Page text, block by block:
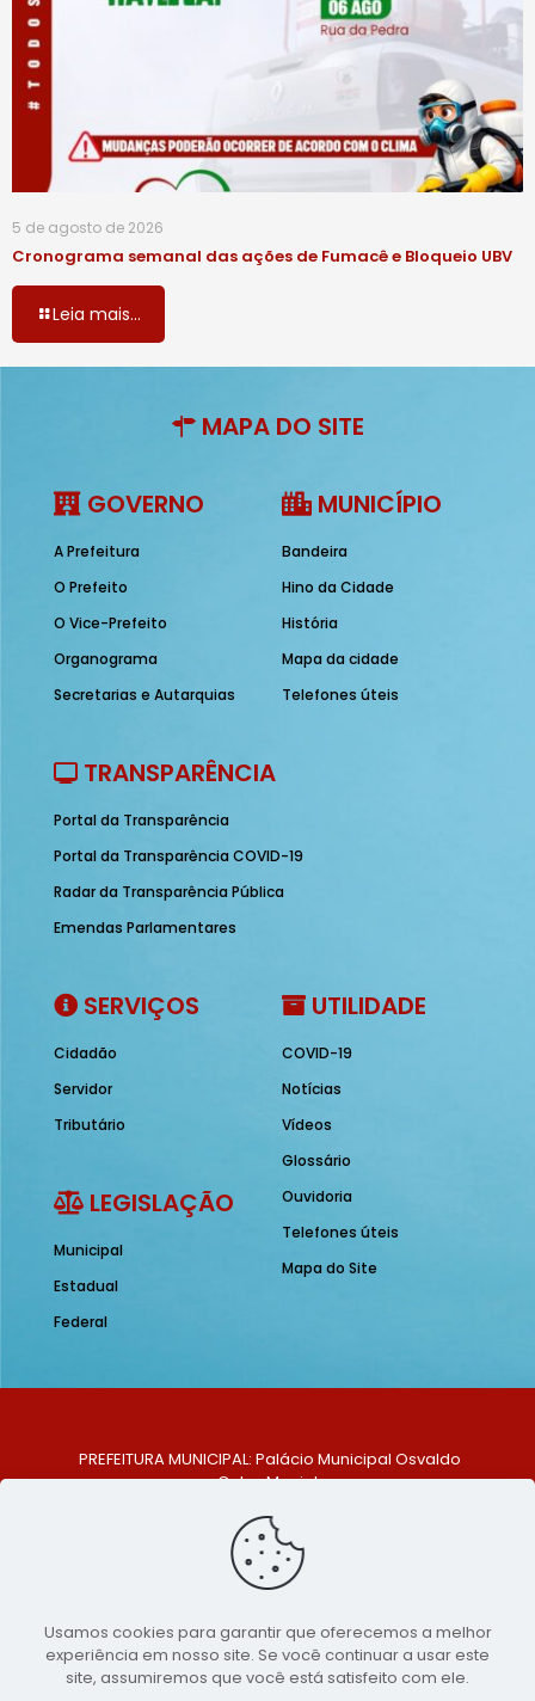
5 de agosto de 2026
Cronograma semanal das ações de Fumacê e Bloqueio UBV
Leia mais...
MAPA DO SITE
GOVERNO
A Prefeitura
O Prefeito
O Vice-Prefeito
Organograma
Secretarias e Autarquias
MUNICÍPIO
Bandeira
Hino da Cidade
História
Mapa da cidade
Telefones úteis
TRANSPARÊNCIA
Portal da Transparência
Portal da Transparência COVID-19
Radar da Transparência Pública
Emendas Parlamentares
SERVIÇOS
Cidadão
Servidor
Tributário
LEGISLAÇÃO
Municipal
Estadual
Federal
UTILIDADE
COVID-19
Notícias
Vídeos
Glossário
Ouvidoria
Telefones úteis
Mapa do Site
PREFEITURA MUNICIPAL: Palácio Municipal Osvaldo
Celso Maciel
Centro, São Bento do Una - PE. CEP: 553370-128
TELEFONE: (81) 99548-1569
E-MAIL: ouvidoria@saobentodouna.pe.gov.br
Copyright 2021-2026 - Assessoria de Comunicação da
Prefeitura de São Bento do Una - PE
Usamos cookies para garantir que oferecemos a melhor
experiência em nosso site. Se você continuar a usar este
site, assumiremos que você está satisfeito com ele.